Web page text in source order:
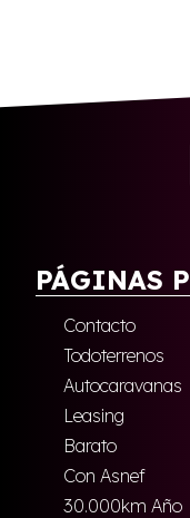
PÁGINAS
Contacto
Todoterrenos
Autocaravanas
Leasing
Barato
Con Asnef
30.000km Año